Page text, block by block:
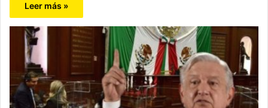
Leer más »